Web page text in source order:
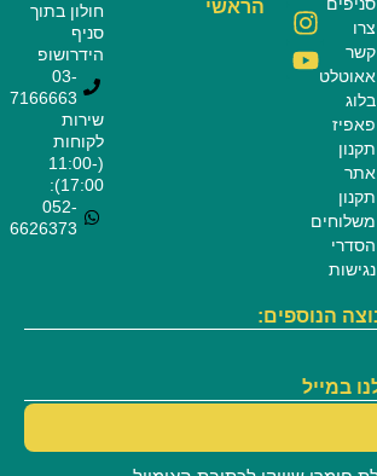
צרו
קשר
אאוטלט
בלוג
פאפיז
תקנון
אתר
תקנון
משלוחים
הסדרי
נגישות
הראשי
חולון בתוך
סניף
הידרושופ
03-
7166663
שירות
לקוחות
(11:00-
17:00):
052-
6626373
הנוספים:
במייל